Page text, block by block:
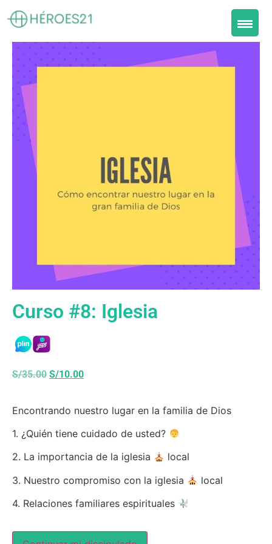
Curso #8: Iglesia
S/35.00 S/10.00
Encontrando nuestro lugar en la familia de Dios
1. ¿Quién tiene cuidado de usted?
2. La importancia de la iglesia
local
3. Nuestro compromiso con la iglesia
local
4. Relaciones familiares espirituales